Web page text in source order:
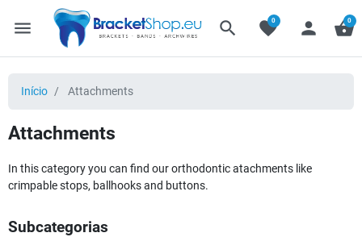
menu search favorite
0 person shopping_basket
0
Início Attachments
Attachments
In this category you can find our orthodontic atachments like
crimpable stops, ballhooks and buttons.
Subcategorias